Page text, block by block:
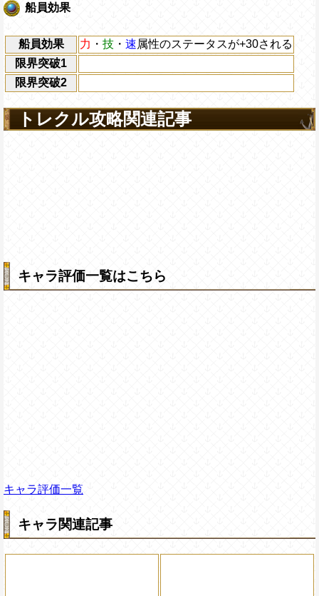
船員効果
船員効果 力 ・ 技 ・ 速属性のステータスが+30される
限界突破1
限界突破2
トレクル攻略関連記事
キャラ評価一覧はこちら
キャラ評価一覧
キャラ関連記事